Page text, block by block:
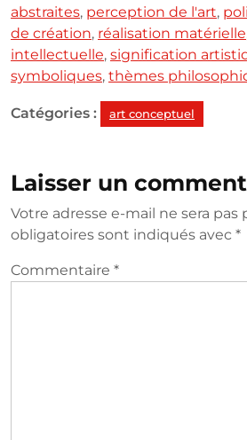
abstraites, perception de l'art,
de création, réalisation matérielle
intellectuelle, signification
symboliques, thèmes
Catégories : art conceptuel
Laisser un
Votre adresse e-mail ne sera pas
obligatoires sont indiqués avec *
Commentaire *